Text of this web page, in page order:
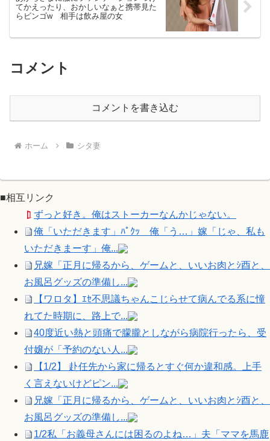
てかえったり、おかしいなぁと携帯見た
らビンゴw 相手は飲み屋の女
コメント
コメントを書き込む
ホーム シタ妻
■相互リンク
ずっと好き。俺はストーカーなんかじゃない。
俺「いただきます」ﾊﾟｸｯ 俺「う…」嫁「じゃ、私も
いただきまーす」俺...
兄嫁「正月に帰るから、ゲームと、いいお肉とｼ酉と、
お風呂グッズの準備し...
【ワロタ】ｴｾ不思議ちゃんこじらせて病んでる系に憧
れてた時期に、路上で...
40度近い熱と頭痛で朦朧としながら病院行ったら、受
付嬢が「予約のない人...
【1/2】 赴任先から家に帰るとすぐ何か違和感。上手
く言えないけどピン...
兄嫁「正月に帰るから、ゲームと、いいお肉とｼ酉と、
お風呂グッズの準備し...
1/2私「お義母さんには困るのよね…」夫「ママを馬鹿